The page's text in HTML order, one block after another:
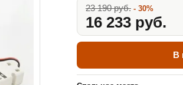
23 190 руб. - 30%
16 233 руб.
В